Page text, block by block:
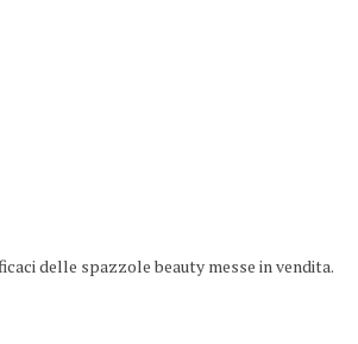
delle spazzole beauty messe in vendita.